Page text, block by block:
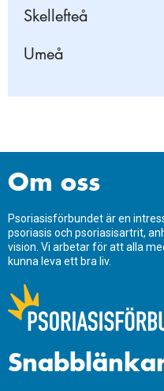
Skellefteå
Umeå
Om oss
Psoriasisförbundet är en
psoriasis och psoriasisartrit,
vision. Vi arbetar för att alla
kunna leva ett bra liv.